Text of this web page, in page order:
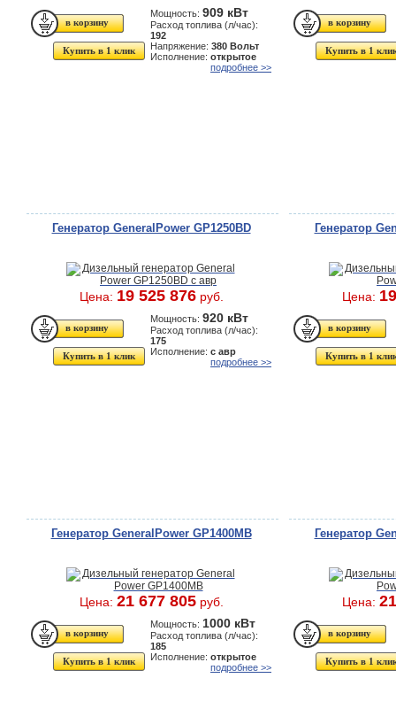
Купить в 1 клик
Мощность: 909 кВт
Расход топлива (л/час):
192
Напряжение: 380 Вольт
Исполнение: открытое
подробнее >>
Купить в 1
Генератор GeneralPower GP1250BD
Цена: 19 525 876руб.
Купить в 1 клик
Мощность: 920 кВт
Расход топлива (л/час):
175
Исполнение: с авр
подробнее >>
Генератор
Цена:
Купить в 1
Генератор GeneralPower GP1400MB
Цена: 21 677 805руб.
Купить в 1 клик
Мощность: 1000 кВт
Расход топлива (л/час):
185
Исполнение: открытое
подробнее >>
Генератор
Цена:
Купить в 1